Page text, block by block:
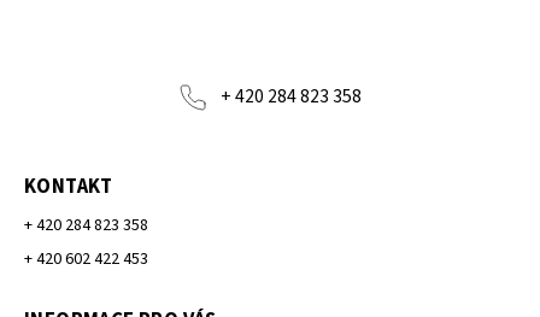
+ 420 284 823 358
KONTAKT
+ 420 284 823 358
+ 420 602 422 453